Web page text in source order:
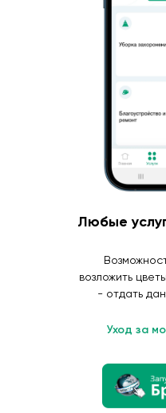
Любые
возложить
- отдать
Уход за